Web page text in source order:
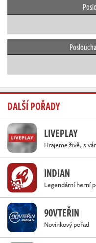
DALŠÍ POŘADY
LIVEPLAY
Hrajeme živě, s
INDIAN
Legendární herní
90VTEŘIN
Novinkový pořad